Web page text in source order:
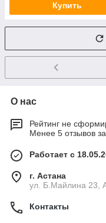
Купить
О нас
Рейтинг не
Менее 5 отзывов
Работает с
г. Астана
ул. Б.Майлина 23,
Контакты